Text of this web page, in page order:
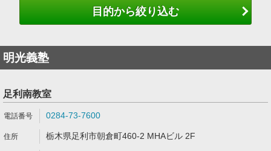
目的から絞り込む
明光義塾
足利南教室
0284-73-7600
栃木県足利市朝倉町460-2 MHAビル 2F